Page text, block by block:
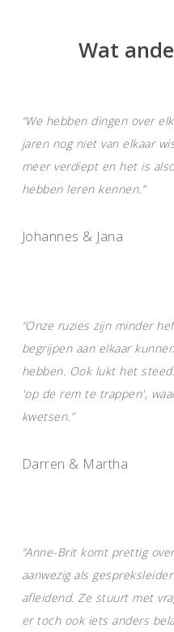
Wat
“We hebben dingen over
jaren nog niet van elkaar
meer verdiept en het is
hebben leren kennen.”
Johannes & Jana
“Onze ruzies zijn minder
begrijpen aan elkaar
hebben. Ook lukt het
'op de rem te trappen',
kwetsen.”
Darren & Martha
“Anne-Brit komt prettig
aanwezig als
afleidend. Ze stuurt met
er toch ook iets anders